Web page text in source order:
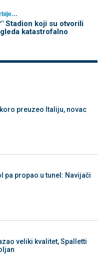
Stadion koji su otvorili
katastrofalno
preuzeo Italiju, novac
pa propao u tunel: Navijači
veliki kvalitet, Spalletti